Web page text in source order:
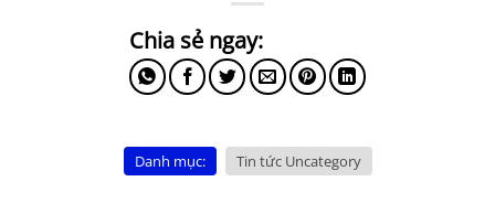
Danh mục: Tin tức Uncategory